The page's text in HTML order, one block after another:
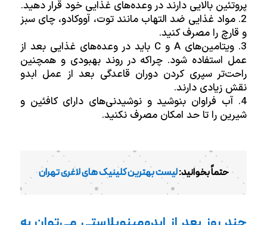
پروتئین بالایی دارند در وعده‌های غذایی خود قرار دهید.
مواد غذایی ضد التهاب مانند توت، آووکادو، چای سبز
و قارچ را مصرف کنید.
ویتامین‌های A و C باید در وعده‌های غذایی بعد از
عمل استفاده شود. چراکه در روند بهبودی و همچنین
راحت‌تر سپری کردن دوران قاعدگی بعد از عمل ابدو
نقش زیادی دارند.
آب فراوان بنوشید و نوشیدنی‌های دارای کافئین و
شیرین را تا حد امکان مصرف نکنید.
حتماً بخوانید:لیست بهترین کلینیک های لاغری تهران